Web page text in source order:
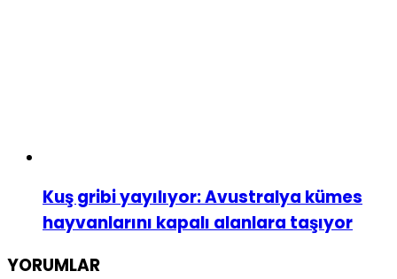
Kuş gribi yayılıyor: Avustralya kümes
hayvanlarını kapalı alanlara taşıyor
YORUMLAR